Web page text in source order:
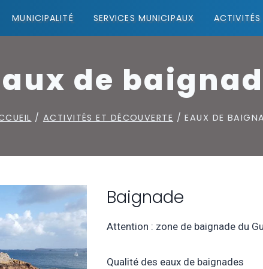
MUNICIPALITÉ SERVICES MUNICIPAUX ACTIVITÉS
de
/ ACTIVITÉS ET DÉCOUVERTE / EAUX DE
Baignade
Attention : zone de baignade du
Qualité des eaux de baignades